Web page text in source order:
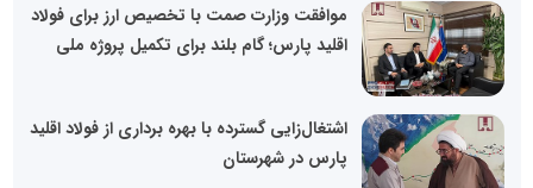
موافقت وزارت صمت با تخصیص ارز برای فولاد
اقلید پارس؛ گام بلند برای تکمیل پروژه ملی
اشتغال‌زایی گسترده با بهره برداری از فولاد اقلید
پارس در شهرستان